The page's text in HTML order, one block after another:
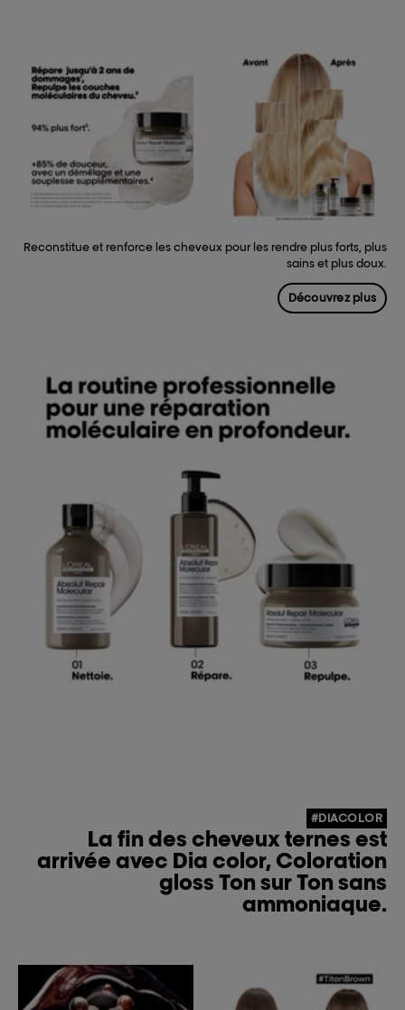
Reconstitue et renforce les cheveux pour les rendre plus forts, plus
sains et plus doux.
Découvrez plus
#DIACOLOR
La fin des cheveux ternes est
arrivée avec Dia color, Coloration
gloss Ton sur Ton sans
ammoniaque.